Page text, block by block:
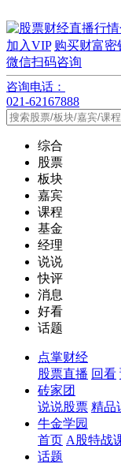
加入VIP 购买财富密
微信扫码咨询
咨询电话：
021-62167888
综合
股票
板块
嘉宾
课程
基金
经理
说说
快评
消息
好看
话题
点掌财经
股票直播 回看
砖家团
说说股票 精品
牛金学园
首页 A股特战
话题